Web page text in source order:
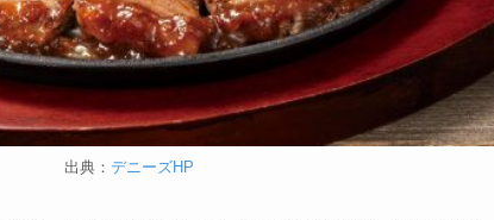
出典： デニーズHP